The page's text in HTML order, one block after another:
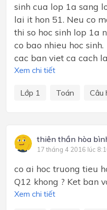
sinh cua lop 1a sang
lai it hon 51. Neu co
thi so hoc sinh lop 1a
co bao nhieu hoc sinh.
cac ban viet ca cach
Xem chi tiết
Lớp 1 Toán Câu
thiên thần hòa
17 tháng 4 2016 lúc
co ai hoc truong tieu
Q12 khong ? Ket ban
Xem chi tiết